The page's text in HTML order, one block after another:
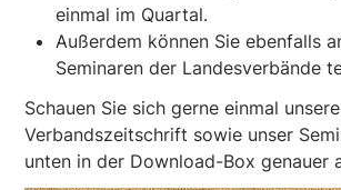
einmal im Quartal.
Außerdem können Sie ebenfalls
Seminaren der Landesverbände
Schauen Sie sich gerne einmal unsere
Verbandszeitschrift sowie unser
unten in der Download-Box genauer